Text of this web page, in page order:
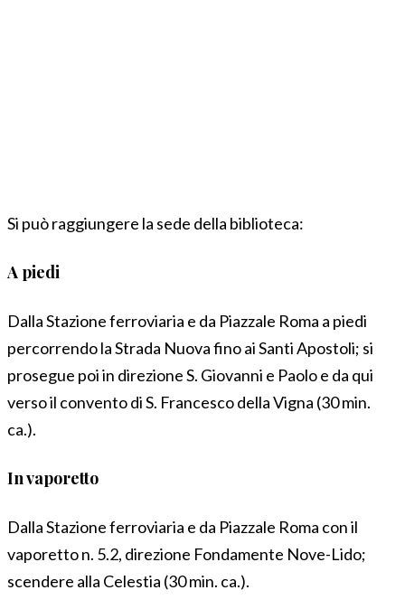
Si può raggiungere la sede della biblioteca:
A piedi
Dalla Stazione ferroviaria e da Piazzale Roma a piedi
percorrendo la Strada Nuova fino ai Santi Apostoli; si
prosegue poi in direzione S. Giovanni e Paolo e da qui
verso il convento di S. Francesco della Vigna (30 min.
ca.).
In vaporetto
Dalla Stazione ferroviaria e da Piazzale Roma con il
vaporetto n. 5.2, direzione Fondamente Nove-Lido;
scendere alla Celestia (30 min. ca.).